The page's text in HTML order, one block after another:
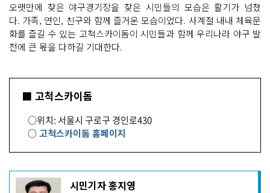
오랫만에 찾은 야구경기장을 찾은 시민들의 모습은 활기가 넘쳤
다. 가족, 연인, 친구와 함께 즐거운 모습이었다. 사계절 내내 체육문
화를 즐길 수 있는 고척스카이돔이 시민들과 함께 우리나라 야구 발
전에 큰 몫을 다하길 기대한다.
■ 고척스카이돔
○위치: 서울시 구로구 경인로430
○고척스카이돔 홈페이지
기 시민기자 홍지영